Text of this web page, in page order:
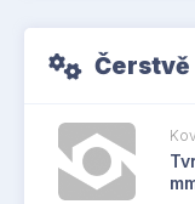
Čerstvě